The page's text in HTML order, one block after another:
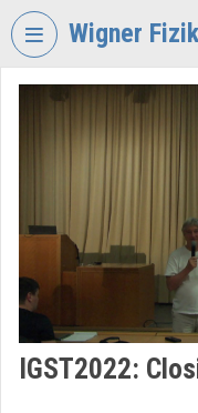
Skip header
Wigner
TORIUM
KUTATÓKÖZPONT
Organization home
Log In
IGST2022: